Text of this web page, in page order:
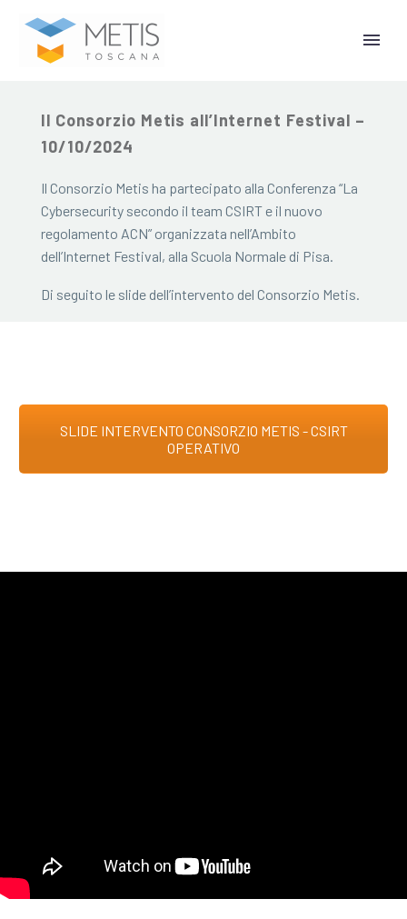
14 Ottobre 2024
Il Consorzio Metis all’Internet Festival –
10/10/2024
Il Consorzio Metis ha partecipato alla Conferenza “La
Cybersecurity secondo il team CSIRT e il nuovo
regolamento ACN” organizzata nell’Ambito
dell’Internet Festival, alla Scuola Normale di Pisa.
Di seguito le slide dell’intervento del Consorzio Metis.
SLIDE INTERVENTO CONSORZIO METIS - CSIRT
OPERATIVO